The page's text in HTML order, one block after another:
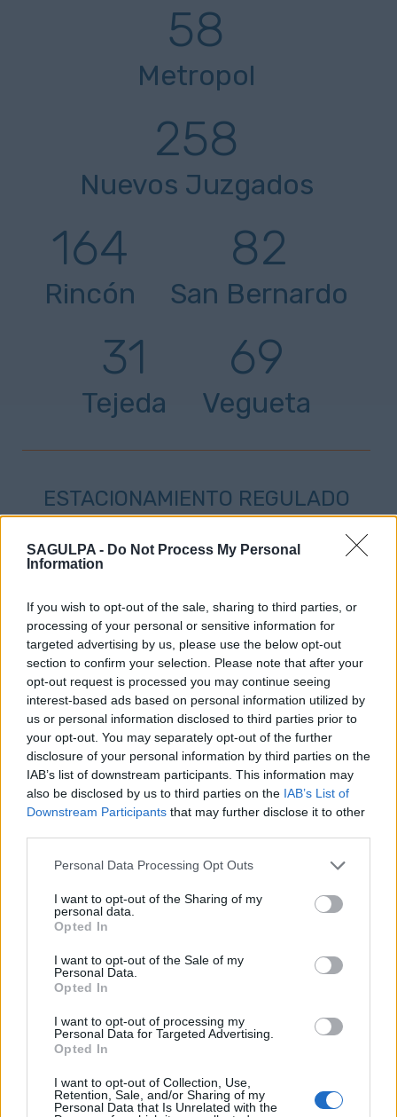
SAGULPA - Do Not Process My Personal
Information
If you wish to opt-out of the sale, sharing to third parties, or
processing of your personal or sensitive information for
targeted advertising by us, please use the below opt-out
section to confirm your selection. Please note that after your
opt-out request is processed you may continue seeing
interest-based ads based on personal information utilized by
us or personal information disclosed to third parties prior to
your opt-out. You may separately opt-out of the further
disclosure of your personal information by third parties on the
IAB’s list of downstream participants. This information may
also be disclosed by us to third parties on the IAB’s List of
Downstream Participants that may further disclose it to other
Personal Data Processing Opt Outs
I want to opt-out of the Sharing of my
personal data.
Opted In
I want to opt-out of the Sale of my
Personal Data.
Opted In
I want to opt-out of processing my
Personal Data for Targeted Advertising.
Opted In
I want to opt-out of Collection, Use,
Retention, Sale, and/or Sharing of my
Personal Data that Is Unrelated with the
58
Metropol
258
Nuevos Juzgados
164
Rincón
82
San Bernardo
31
Tejeda
69
Vegueta
ESTACIONAMIENTO REGULADO
SOLO ZONA AZUL SOLO ZONA VERDE
Altavista
0 Plazas de
109
Ocupación: 100%
Mostrar zona
Schamann
104
Ocupación: 100%
Mostrar zona
Guanarteme
82 Plazas de
766
Ocupación: 89%
Mostrar zona